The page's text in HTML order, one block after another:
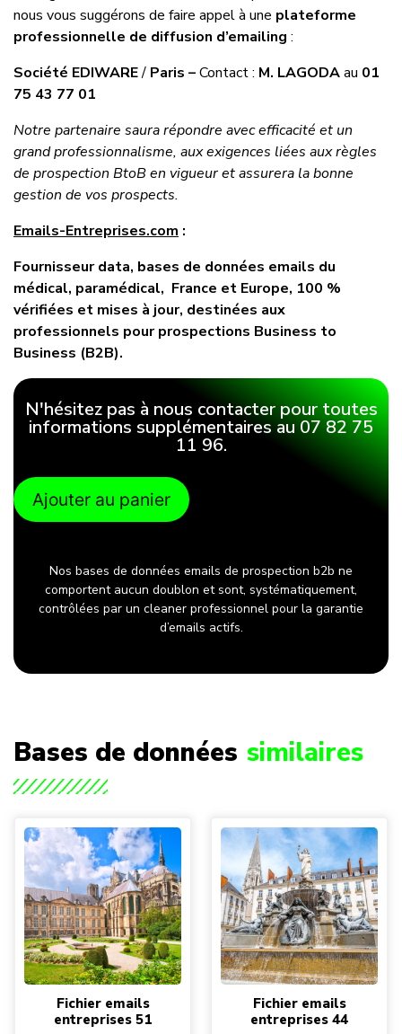
nous vous suggérons de faire appel à une plateforme
professionnelle de diffusion d’emailing :
Société EDIWARE/ Paris –Contact : M. LAGODAau 01
75 43 77 01
Notre partenaire saura répondre avec efficacité et un
grand professionnalisme, aux exigences liées aux règles
de prospection BtoB en vigueur et assurera la bonne
gestion de vos prospects.
Emails-Entreprises.com :
Fournisseur data, bases de données emails du
médical, paramédical, France et Europe, 100 %
vérifiées et mises à jour, destinées aux
professionnels pour prospections Business to
Business (B2B).
N'hésitez pas à nous contacter pour toutes
informations supplémentaires au 07 82 75
11 96.
Ajouter au panier
Nos bases de données emails de prospection b2b ne
comportent aucun doublon et sont, systématiquement,
contrôlées par un cleaner professionnel pour la garantie
d’emails actifs.
Bases de données similaires
Fichier emails
entreprises 51
Fichier emails
entreprises 44